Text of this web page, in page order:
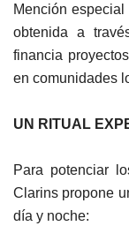
Mención especial
obtenida a
financia
en comunidades
UN RITUAL
Para potenciar
Clarins propone
día y noche: